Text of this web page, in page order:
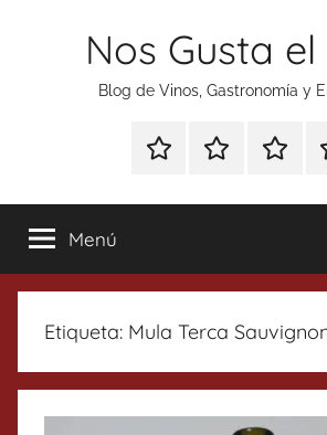
Nos Gusta
Blog de Vinos, Gastronomía y
Especial
Tonics
Enoturismo
Gastronomía
Ranking
Menú
Etiqueta: Mula Terca